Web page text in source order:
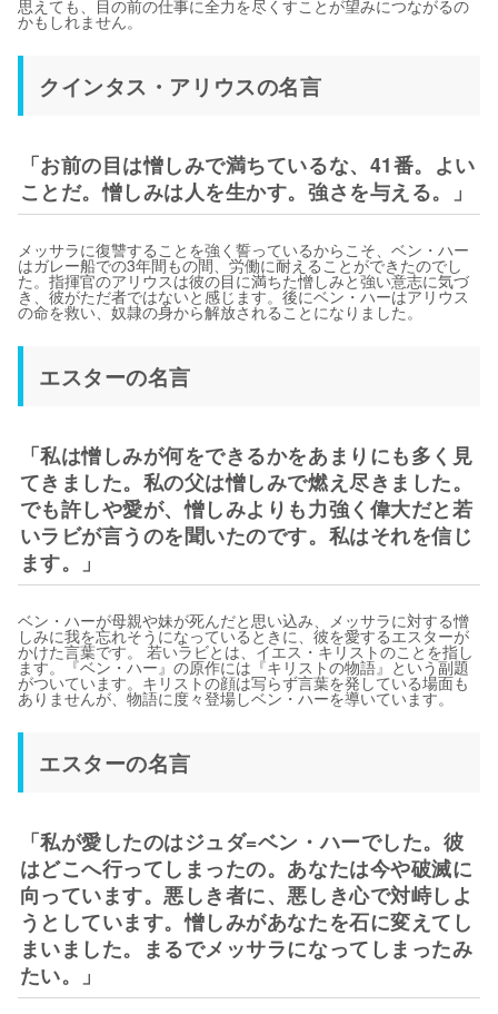
思えても、目の前の仕事に全力を尽くすことが望みにつながるの
かもしれません。
クインタス・アリウスの名言
「お前の目は憎しみで満ちているな、41番。よい
ことだ。憎しみは人を生かす。強さを与える。」
メッサラに復讐することを強く誓っているからこそ、ベン・ハー
はガレー船での3年間もの間、労働に耐えることができたのでし
た。指揮官のアリウスは彼の目に満ちた憎しみと強い意志に気づ
き、彼がただ者ではないと感じます。後にベン・ハーはアリウス
の命を救い、奴隷の身から解放されることになりました。
エスターの名言
「私は憎しみが何をできるかをあまりにも多く見
てきました。私の父は憎しみで燃え尽きました。
でも許しや愛が、憎しみよりも力強く偉大だと若
いラビが言うのを聞いたのです。私はそれを信じ
ます。」
ベン・ハーが母親や妹が死んだと思い込み、メッサラに対する憎
しみに我を忘れそうになっているときに、彼を愛するエスターが
かけた言葉です。 若いラビとは、イエス・キリストのことを指し
ます。『ベン・ハー』の原作には『キリストの物語』という副題
がついています。キリストの顔は写らず言葉を発している場面も
ありませんが、物語に度々登場しベン・ハーを導いています。
エスターの名言
「私が愛したのはジュダ=ベン・ハーでした。彼
はどこへ行ってしまったの。あなたは今や破滅に
向っています。悪しき者に、悪しき心で対峙しよ
うとしています。憎しみがあなたを石に変えてし
まいました。まるでメッサラになってしまったみ
たい。」